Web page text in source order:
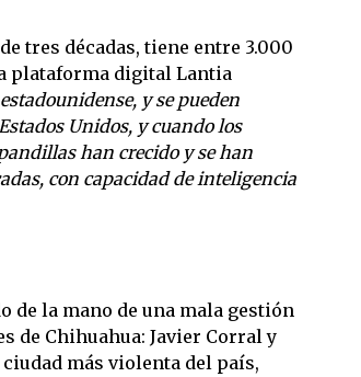
tres décadas, tiene entre 3.000
plataforma digital Lantia
y se pueden
Unidos, y cuando los
han crecido y se han
con capacidad de inteligencia
de la mano de una mala gestión
de Chihuahua: Javier Corral y
más violenta del país,